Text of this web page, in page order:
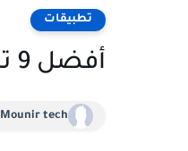
تطبيقات
أفضل 9 تطبيقات أندرويد إحترافية 2021
Mounir tech